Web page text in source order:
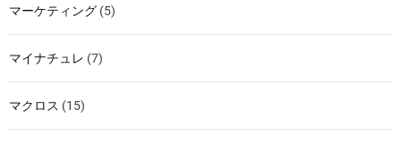
マーケティング (5)
マイナチュレ (7)
マクロス (15)